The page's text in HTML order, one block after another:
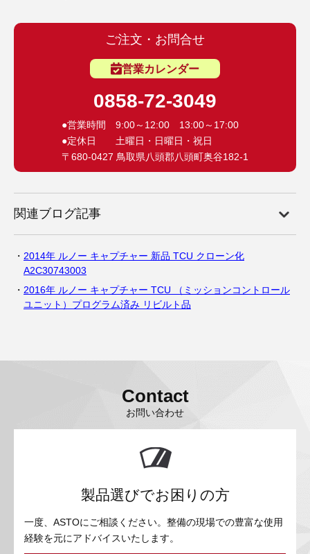
ご注文・お問合せ
営業カレンダー
0858-72-3049
●営業時間 9:00～12:00 13:00～17:00
●定休日 土曜日・日曜日・祝日
〒680-0427 鳥取県八頭郡八頭町奥谷182-1
関連ブログ記事
2014年 ルノー キャプチャー 新品 TCU クローン化
A2C30743003
2016年 ルノー キャプチャー TCU （ミッションコントロール
ユニット）プログラム済み リビルト品
Contact
お問い合わせ
製品選びでお困りの方
一度、ASTOにご相談ください。整備の現場での豊富な使用
経験を元にアドバイスいたします。